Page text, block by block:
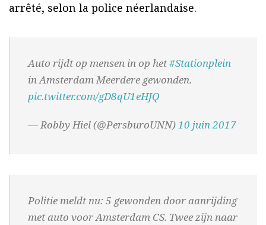
arrêté, selon la police néerlandaise.
Auto rijdt op mensen in op het#Stationplein
in Amsterdam Meerdere gewonden.
pic.twitter.com/gD8qU1eHJQ
— Robby Hiel (@PersburoUNN)10 juin 2017
Politie meldt nu: 5 gewonden door aanrijding
met auto voor Amsterdam CS. Twee zijn naar